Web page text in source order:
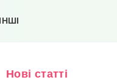
ІНШІ
Нові статті